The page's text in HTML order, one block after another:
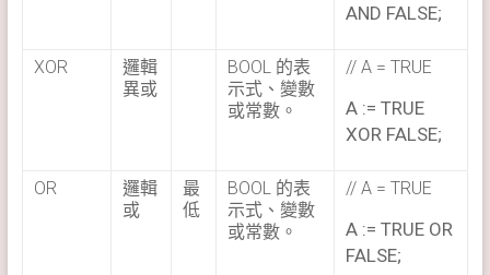
AND FALSE;
XOR
邏輯
異或
BOOL 的表
示式、變數
或常數。
// A = TRUE
A := TRUE
XOR FALSE;
OR
邏輯
或
最
低
BOOL 的表
示式、變數
或常數。
// A = TRUE
A := TRUE OR
FALSE;